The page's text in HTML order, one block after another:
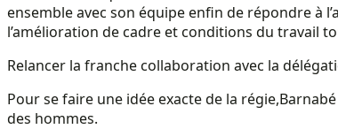
ensemble avec son équipe enfin de répondre à
l’amélioration de cadre et conditions du travail
Relancer la franche collaboration avec la
Pour se faire une idée exacte de la
des hommes.